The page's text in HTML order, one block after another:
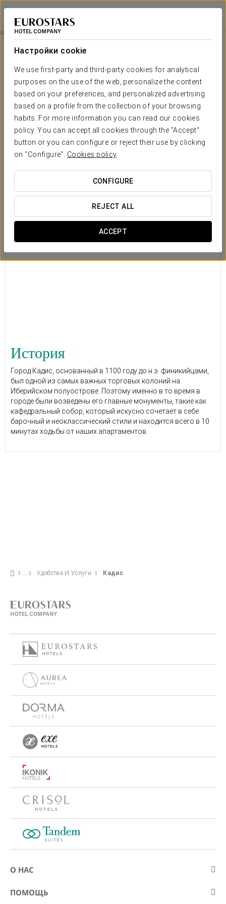
Настройки cookie
We use first-party and third-party cookies for analytical
purposes on the use of the web, personalize the content
based on your preferences, and personalized advertising
based on a profile from the collection of your browsing
habits. For more information you can read our cookies
policy. You can accept all cookies through the "Accept"
button or you can configure or reject their use by clicking
on "Configure". Cookies policy
CONFIGURE
REJECT ALL
ACCEPT
Tandem Palacio Veedor de Galeras Suites
КАДИС
Кадис
Всегда полный жизни, Кадис, самый древний город Европы,
очаровывает путешественников своим характером и
аутентичностью. Это город с богатой культурой и
разнообразным досугом, который может похвастать своей
гастрономией, праздниками, историей и традициями.
Этот город, который называют «серебряной чашечкой»,
удивит гостей постоянным светом, окутывающим его улицы.
города. Записывайте!
История
Город Кадис, основанный в 1100 году до н.э. финикийцами,
был одной из самых важных торговых колоний на
Иберийском полуострове. Поэтому именно в то время в
городе были возведены его главные монументы, такие как
кафедральный собор, который искусно сочетает в себе
барочный и неоклассический стили и находится всего в 10
минутах ходьбы от наших апартаментов.
Удобства И Услуги Кадис
О НАС
О компании Eurostars Hotel Company
ПОМОЩЬ